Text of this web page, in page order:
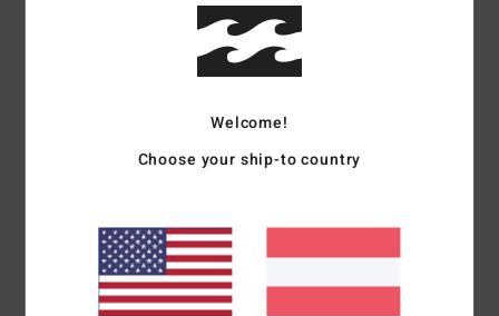
HERREN
SHOPPE SALE
Welcome!
Choose your ship-to country